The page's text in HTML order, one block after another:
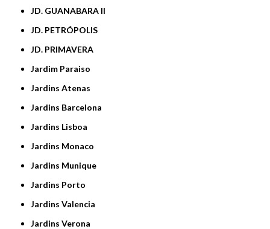
JD. GUANABARA II
JD. PETRÓPOLIS
JD. PRIMAVERA
Jardim Paraiso
Jardins Atenas
Jardins Barcelona
Jardins Lisboa
Jardins Monaco
Jardins Munique
Jardins Porto
Jardins Valencia
Jardins Verona